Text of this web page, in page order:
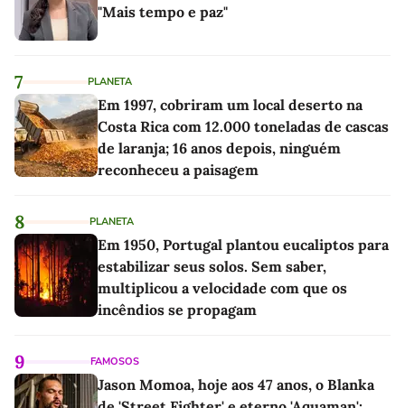
"Mais tempo e paz"
7 PLANETA
Em 1997, cobriram um local deserto na
Costa Rica com 12.000 toneladas de cascas
de laranja; 16 anos depois, ninguém
reconheceu a paisagem
8 PLANETA
Em 1950, Portugal plantou eucaliptos para
estabilizar seus solos. Sem saber,
multiplicou a velocidade com que os
incêndios se propagam
9 FAMOSOS
Jason Momoa, hoje aos 47 anos, o Blanka